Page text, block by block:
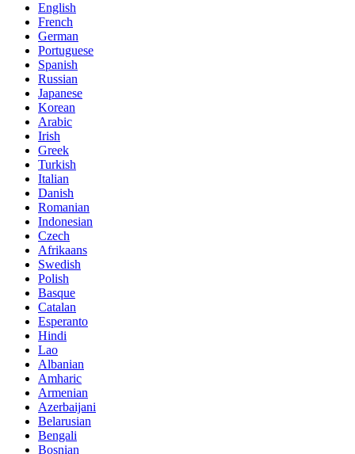
English
French
German
Portuguese
Spanish
Russian
Japanese
Korean
Arabic
Irish
Greek
Turkish
Italian
Danish
Romanian
Indonesian
Czech
Afrikaans
Swedish
Polish
Basque
Catalan
Esperanto
Hindi
Lao
Albanian
Amharic
Armenian
Azerbaijani
Belarusian
Bengali
Bosnian